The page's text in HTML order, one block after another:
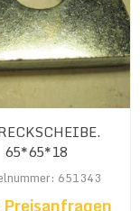
65*65*18
651343